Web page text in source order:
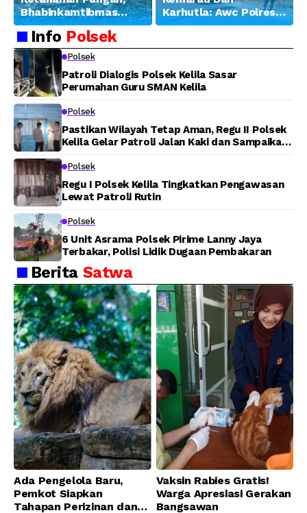
Bhabinkamtibmas
Banjar Ausoy Turun
Langsung Bantu
Warga Panen Jagung
Karhutla: Awc Polres
Teluk Bintuni
Lahan di Jalan Poros
Info Polsek
Polsek
Patroli Dialogis Polsek Kelila Sasar
Perumahan Guru SMAN Kelila
Polsek
Pastikan Wilayah Tetap Aman, Regu II Polsek
Kelila Gelar Patroli Jalan Kaki dan Sampaikan
Polsek
Regu I Polsek Kelila Tingkatkan Pengawasan
Lewat Patroli Rutin
Polsek
6 Unit Asrama Polsek Pirime Lanny Jaya
Terbakar, Polisi Lidik Dugaan Pembakaran
Berita Satwa
Ada Pengelola Baru,
Pemkot Siapkan
Tahapan Perizinan dan
Vaksin Rabies Gratis!
Warga Apresiasi Gerakan
Bangsawan